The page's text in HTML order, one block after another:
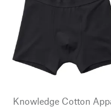
Knowledge Cotton